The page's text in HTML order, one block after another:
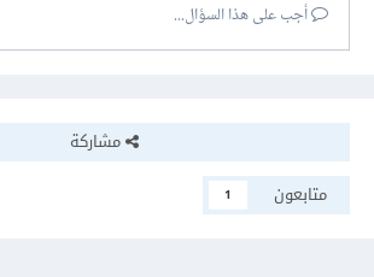
أجب على هذا السؤال...
مشاركة
متابعون
1